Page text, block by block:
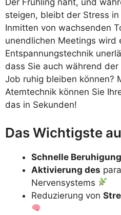
Der Frühling naht, und
steigen, bleibt der Stress
Inmitten von wachsenden
unendlichen Meetings wird
Entspannungstechnik
dass Sie auch während
Job ruhig bleiben können?
Atemtechnik können Sie
das in Sekunden!
Das Wichtigste
Schnelle Beruhigung
Aktivierung des
Nervensystems
Reduzierung von